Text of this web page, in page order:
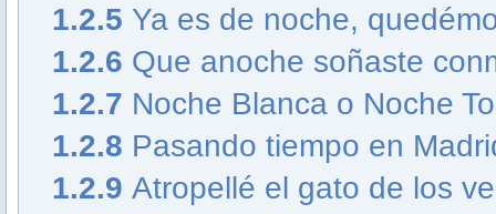
1.2.5 Ya es de noche,
1.2.6 Que anoche soñaste
1.2.7 Noche Blanca o Noche
1.2.8 Pasando tiempo en
1.2.9 Atropellé el gato de los